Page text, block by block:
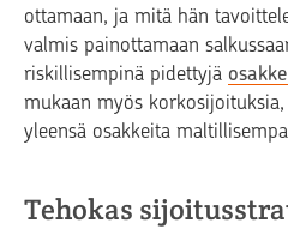
ottamaan, ja mitä hän
valmis painottamaan
riskillisempinä pidettyjä
mukaan myös
yleensä osakkeita
Tehokas